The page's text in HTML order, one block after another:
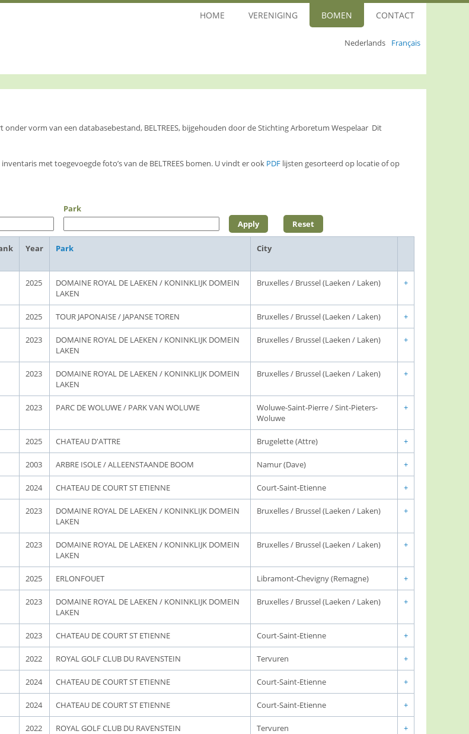
Nederlands Français
HOME VERENIGING BOMEN CONTACT
vorm van een databasebestand, BELTREES, bijgehouden door de Stichting Arboretum Wespelaar Dit
inventaris met toegevoegde foto’s van de BELTREES bomen. U vindt er ook PDF lijsten gesorteerd op locatie of op
Park
Year Park City
2025
DOMAINE ROYAL DE LAEKEN / KONINKLIJK DOMEIN
LAKEN
Bruxelles / Brussel (Laeken / Laken) +
2025 TOUR JAPONAISE / JAPANSE TOREN Bruxelles / Brussel (Laeken / Laken) +
2023
DOMAINE ROYAL DE LAEKEN / KONINKLIJK DOMEIN
LAKEN
Bruxelles / Brussel (Laeken / Laken) +
2023
DOMAINE ROYAL DE LAEKEN / KONINKLIJK DOMEIN
LAKEN
Bruxelles / Brussel (Laeken / Laken) +
2023 PARC DE WOLUWE / PARK VAN WOLUWE
Woluwe-Saint-Pierre / Sint-Pieters-
Woluwe
+
2025 CHATEAU D'ATTRE Brugelette (Attre) +
2003 ARBRE ISOLE / ALLEENSTAANDE BOOM Namur (Dave) +
2024 CHATEAU DE COURT ST ETIENNE Court-Saint-Etienne +
2023
DOMAINE ROYAL DE LAEKEN / KONINKLIJK DOMEIN
LAKEN
Bruxelles / Brussel (Laeken / Laken) +
2023
DOMAINE ROYAL DE LAEKEN / KONINKLIJK DOMEIN
LAKEN
Bruxelles / Brussel (Laeken / Laken) +
2025 ERLONFOUET Libramont-Chevigny (Remagne) +
2023
DOMAINE ROYAL DE LAEKEN / KONINKLIJK DOMEIN
LAKEN
Bruxelles / Brussel (Laeken / Laken) +
2023 CHATEAU DE COURT ST ETIENNE Court-Saint-Etienne +
2022 ROYAL GOLF CLUB DU RAVENSTEIN Tervuren +
2024 CHATEAU DE COURT ST ETIENNE Court-Saint-Etienne +
2024 CHATEAU DE COURT ST ETIENNE Court-Saint-Etienne +
2022 ROYAL GOLF CLUB DU RAVENSTEIN Tervuren +